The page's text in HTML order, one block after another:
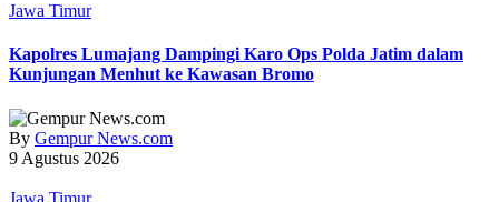
Jawa Timur
Kapolres Lumajang Dampingi Karo Ops Polda Jatim dalam
Kunjungan Menhut ke Kawasan Bromo
By Gempur News.com
9 Agustus 2026
Jawa Timur